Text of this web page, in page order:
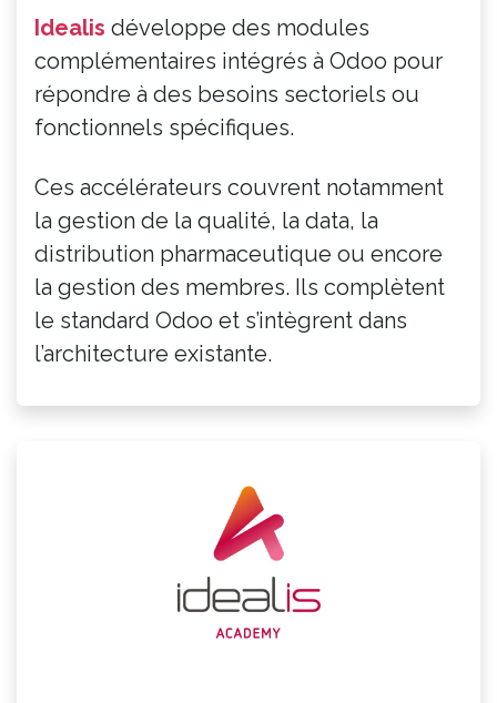
Idealis développe des modules
complémentaires intégrés à Odoo pour
répondre à des besoins sectoriels ou
fonctionnels spécifiques.
Ces accélérateurs couvrent notamment
la gestion de la qualité, la data, la
distribution pharmaceutique ou encore
la gestion des membres. Ils complètent
le standard Odoo et s’intègrent dans
l’architecture existante.